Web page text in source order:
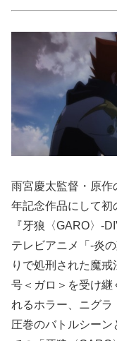
雨宮慶太監督・原作
年記念作品にして初
『牙狼〈GARO〉-
テレビアニメ「-炎
りで処刑された魔
号＜ガロ＞を受け継
れるホラー、ニグラ
圧巻のバトルシーン